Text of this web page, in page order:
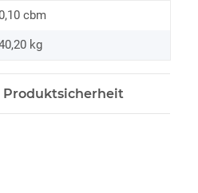
cbm
kg
Produktsicherheit